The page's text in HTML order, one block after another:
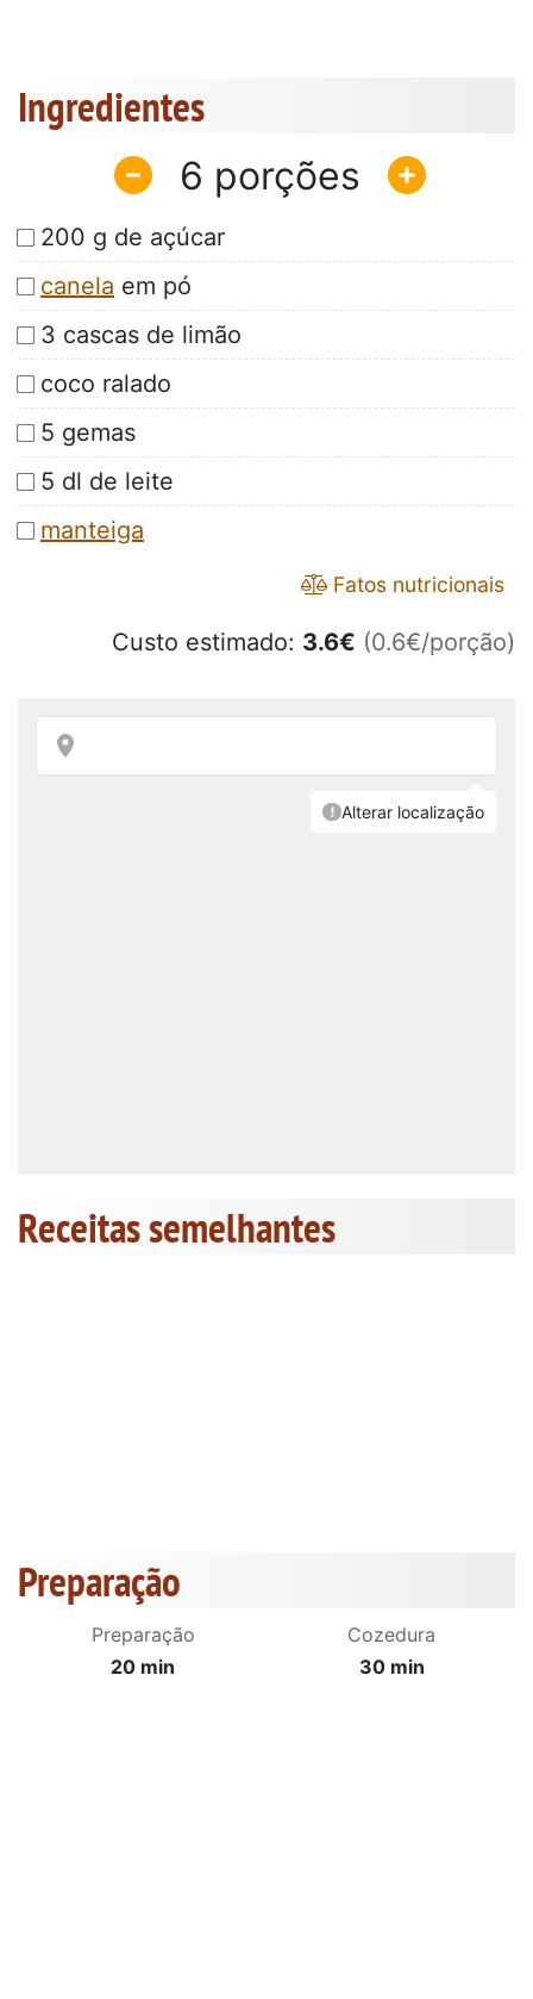
Ingredientes
6
200 g de açúcar
canela em pó
3 cascas de limão
coco ralado
5 gemas
5 dl de leite
manteiga
Fatos nutricionais
Custo estimado: 3.6€ (0.6€/porção)
Receitas semelhantes
Preparação
Preparação
20 min
Cozedura
30 min